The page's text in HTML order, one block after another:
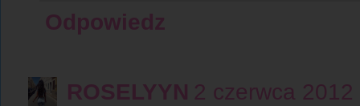
Odpowiedz
ROSELYYN 2 czerwca